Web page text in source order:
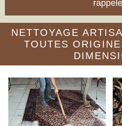
NETTOYAGE
TOUTES